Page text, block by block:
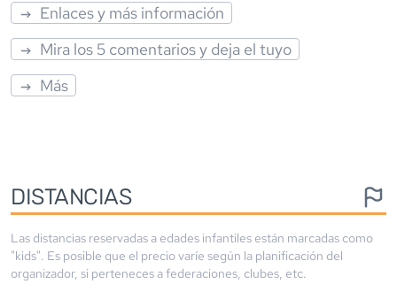
Enlaces y más información
Mira los 5 comentarios y deja el tuyo
Más
DISTANCIAS
Las distancias reservadas a edades infantiles están marcadas como
"kids". Es posible que el precio varíe según la planificación del
organizador, si perteneces a federaciones, clubes, etc.